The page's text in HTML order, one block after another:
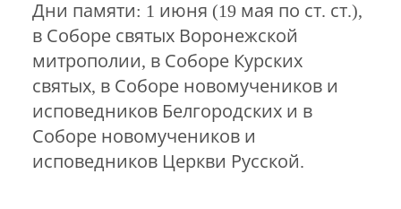
Дни памяти: 1 июня (19 мая по ст. ст.),
в Соборе святых Воронежской
митрополии, в Соборе Курских
святых, в Соборе новомучеников и
исповедников Белгородских и в
Соборе новомучеников и
исповедников Церкви Русской.